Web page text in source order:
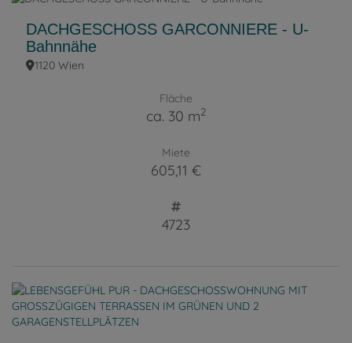
DACHGESCHOSS GARCONNIERE - U-
Bahnnähe
1120 Wien
Fläche
ca. 30 m2
Miete
605,11 €
4723